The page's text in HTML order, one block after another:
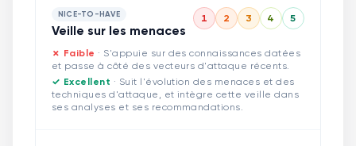
NICE-TO-HAVE
Veille sur les menaces
1 2 3 4 5
✗ Faible · S'appuie sur des connaissances datées
et passe à côté des vecteurs d'attaque récents.
✓ Excellent · Suit l'évolution des menaces et des
techniques d'attaque, et intègre cette veille dans
ses analyses et ses recommandations.